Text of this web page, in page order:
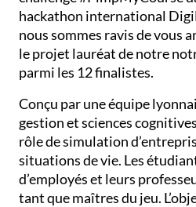
hackathon international
nous sommes ravis de vous
le projet lauréat de notre
parmi les 12 finalistes.
Conçu par une équipe
gestion et sciences
rôle de simulation
situations de vie. Les
d’employés et leurs
tant que maîtres du jeu.